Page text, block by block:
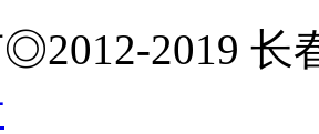
2019 长